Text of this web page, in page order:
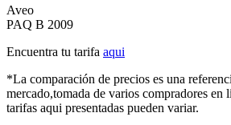
Aveo
PAQ B 2009
Encuentra tu tarifa aqui
*La comparación de precios es una
mercado,tomada de varios compradores en
tarifas aqui presentadas pueden variar.